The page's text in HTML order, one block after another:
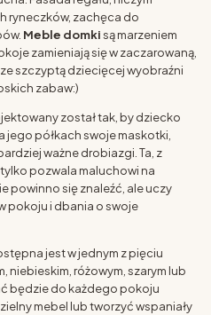
ryneczków, zachęca do
Meble domkisą marzeniem
zamieniają się w zaczarowaną,
szczyptą dziecięcej wyobraźni
zabaw:)
został tak, by dziecko
jego półkach swoje maskotki,
ważne drobiazgi. Ta, z
pozwala maluchowi na
powinno się znaleźć, ale uczy
pokoju i dbania o swoje
jest w jednym z pięciu
niebieskim, różowym, szarym lub
będzie do każdego pokoju
mebel lub tworzyć wspaniały